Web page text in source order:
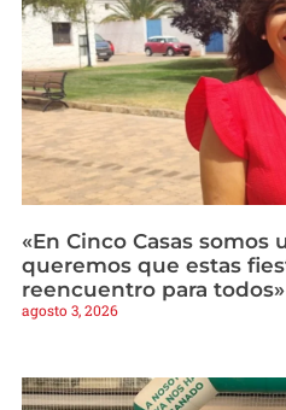
«En Cinco Casas somos
queremos que estas
reencuentro para todos»
agosto 3, 2026